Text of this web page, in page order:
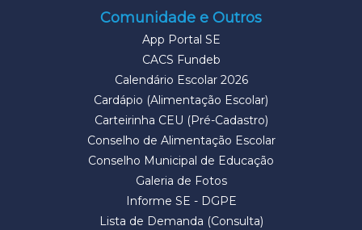
Comunidade e Outros
App Portal SE
CACS Fundeb
Calendário Escolar 2026
Cardápio (Alimentação Escolar)
Carteirinha CEU (Pré-Cadastro)
Conselho de Alimentação Escolar
Conselho Municipal de Educação
Galeria de Fotos
Informe SE - DGPE
Lista de Demanda (Consulta)